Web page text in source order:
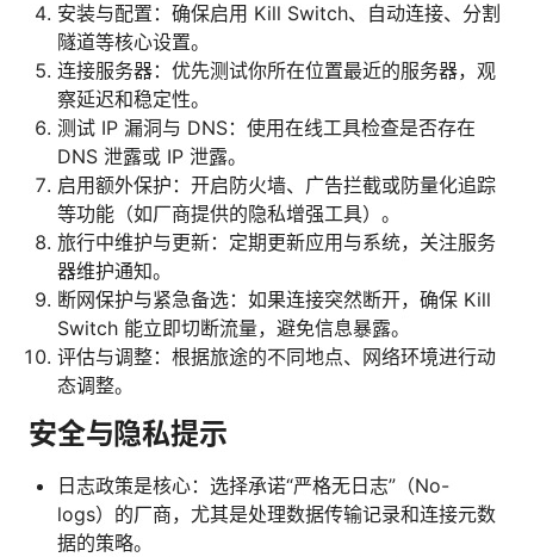
安装与配置：确保启用 Kill Switch、自动连接、分割
隧道等核心设置。
连接服务器：优先测试你所在位置最近的服务器，观
察延迟和稳定性。
测试 IP 漏洞与 DNS：使用在线工具检查是否存在
DNS 泄露或 IP 泄露。
启用额外保护：开启防火墙、广告拦截或防量化追踪
等功能（如厂商提供的隐私增强工具）。
旅行中维护与更新：定期更新应用与系统，关注服务
器维护通知。
断网保护与紧急备选：如果连接突然断开，确保 Kill
Switch 能立即切断流量，避免信息暴露。
评估与调整：根据旅途的不同地点、网络环境进行动
态调整。
安全与隐私提示
日志政策是核心：选择承诺“严格无日志”（No-
logs）的厂商，尤其是处理数据传输记录和连接元数
据的策略。